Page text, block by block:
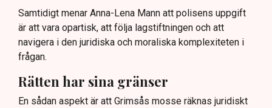
Samtidigt menar Anna-Lena Mann att polisens uppgift
är att vara opartisk, att följa lagstiftningen och att
navigera i den juridiska och moraliska komplexiteten i
frågan.
Rätten har sina gränser
En sådan aspekt är att Grimsås mosse räknas juridiskt